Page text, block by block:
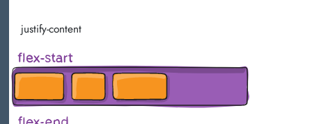
justify-content